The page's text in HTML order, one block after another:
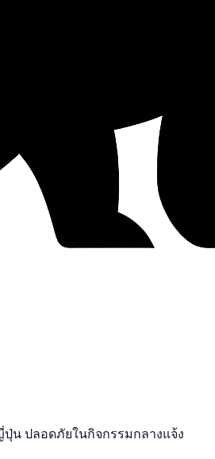
น ปลอดภัยในกิจกรรมกลางแจ้ง